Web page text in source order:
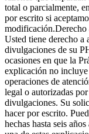
total o parcialmente,
por escrito si
Usted tiene derecho
divulgaciones de su
ocasiones en que la
explicación no
operaciones de
legal o autorizadas
divulgaciones. Su
hacer por escrito.
hechas hasta seis